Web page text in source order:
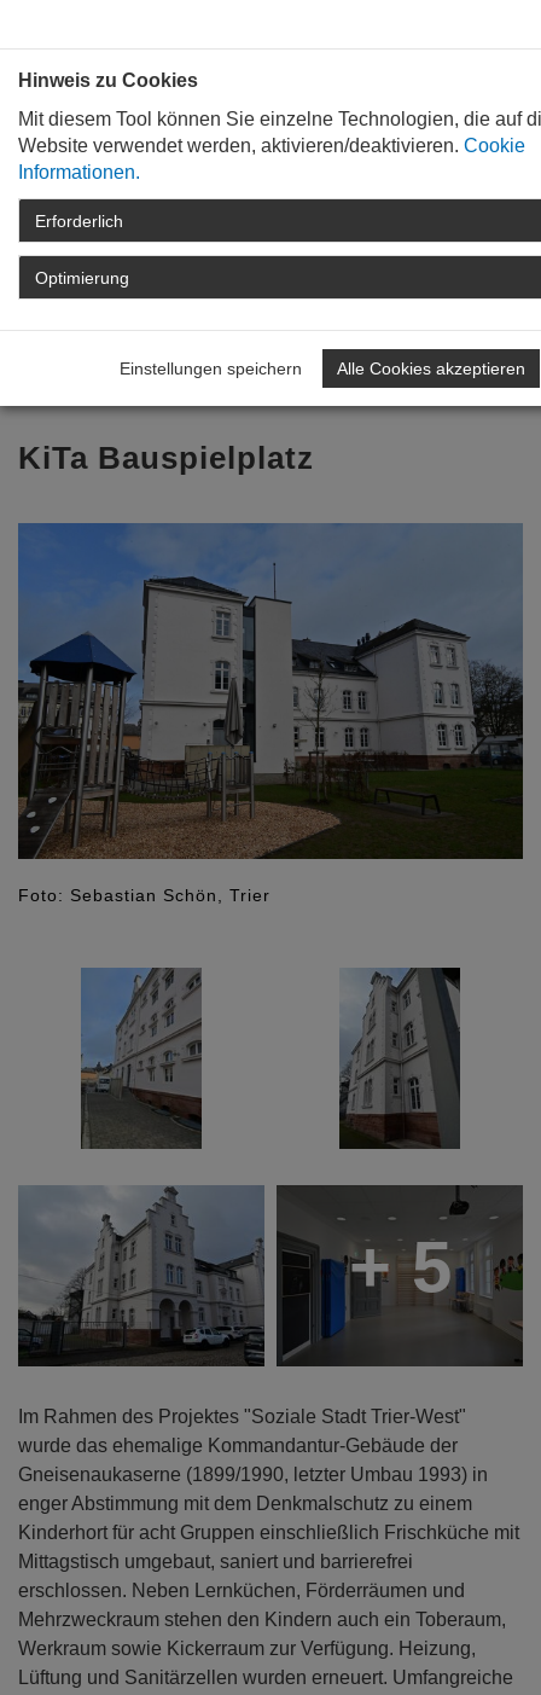
STARTSEITE
ARCHIV
TAG DER ARCHITEKTUR
2022
Zurück zur Übersicht
KiTa Bauspielplatz
Foto: Sebastian Schön, Trier
+ 5
Im Rahmen des Projektes "Soziale Stadt Trier-West"
wurde das ehemalige Kommandantur-Gebäude der
Gneisenaukaserne (1899/1990, letzter Umbau 1993) in
enger Abstimmung mit dem Denkmalschutz zu einem
Kinderhort für acht Gruppen einschließlich Frischküche mit
Mittagstisch umgebaut, saniert und barrierefrei
erschlossen. Neben Lernküchen, Förderräumen und
Mehrzweckraum stehen den Kindern auch ein Toberaum,
Werkraum sowie Kickerraum zur Verfügung. Heizung,
Lüftung und Sanitärzellen wurden erneuert. Umfangreiche
Hinweis zu Cookies
Mit diesem Tool können Sie einzelne Technologien, die auf
Website verwendet werden, aktivieren/deaktivieren. Cookie
Informationen.
Erforderlich
Optimierung
Einstellungen speichern Alle Cookies akzeptieren